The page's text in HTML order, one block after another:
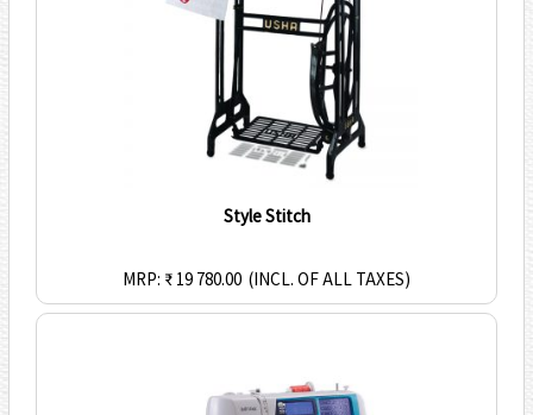
Style Stitch
MRP: ₹ 19 780.00 (INCL. OF ALL TAXES)